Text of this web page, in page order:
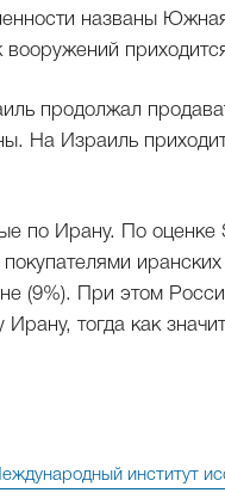
названы
вооружений
продолжал
На Израиль
по Ирану. По
(9%). При этом
тогда как
институт